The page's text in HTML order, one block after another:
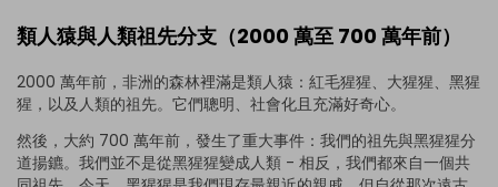
類人猿與人類祖先分支（2000 萬至 700 萬年前）
2000 萬年前，非洲的森林裡滿是類人猿：紅毛猩猩、大猩猩、黑猩
猩，以及人類的祖先。它們聰明、社會化且充滿好奇心。
然後，大約 700 萬年前，發生了重大事件：我們的祖先與黑猩猩分
道揚鑣。我們並不是從黑猩猩變成人類 - 相反，我們都來自一個共